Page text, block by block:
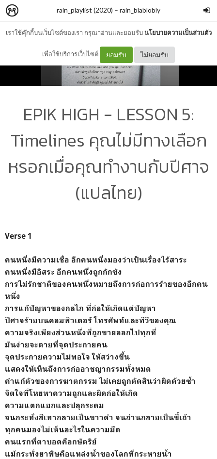
เราใช้คุ๊กกี้บนเว็บไซต์ของเรา กรุณาอ่านและยอมรับนโยบายความเป็นส่วนตัว
เพื่อใช้บริการเว็บไซต์ ยอมรับ ไม่ยอมรับ
rain_playlist (2020) – rain_blablobly
EPIK HIGH - LESSON 5:
Timelines คุณไม่มีทางเลือก
หรอกเมื่อคุณทำงานกับปีศาจ
(แปลไทย)
Verse 1
คนหนึ่งมีความเชื่อ อีกคนหนึ่งมองว่าเป็นเรื่องไร้สาระ
คนหนึ่งมีอิสระ อีกคนหนึ่งถูกกักขัง
การไม่รักชาติของคนหนึ่งหมายถึงการก่อการร้ายของอีกคน
หนึ่ง
การแก้ปัญหาของกลไก ที่ก่อให้เกิดแต่ปัญหา
ปีศาจร้ายบนคอมพิวเตอร์ โทรศัพท์และทีวีของคุณ
ความจริงเพียงส่วนหนึ่งที่ถูกขายออกไปทุกที่
มันง่ายจะตายที่จุดประกายคน
จุดประกายความไม่พอใจ ให้สว่างขึ้น
แสดงให้เห็นถึงการก่ออาชญากรรมทั้งหมด
คำแก้ตัวของการฆาตกรรม ไม่เคยถูกตัดสินว่าผิดด้วยซ้ำ
จิตใจที่โหยหาความถูกและผิดก่อให้เกิด
ความแตกแยกและปลุกระดม
จนกระทั่งสีเทากลายเป็นขาวดำ จนถ่านกลายเป็นขี้เถ้า
ทุกคนมองไม่เห็นอะไรในความมืด
คนแรกที่ตาบอดคือกษัตริย์
แม้กระทั่งยาพิษคือแหล่งน้ำของโลกที่กระหายน้ำ